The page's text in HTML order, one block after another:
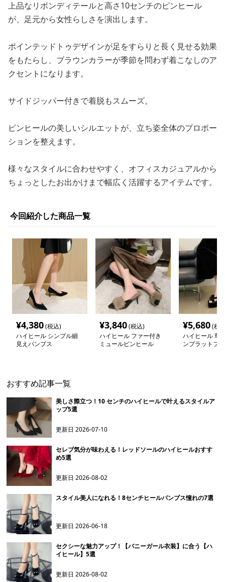
上品なリボンディテールと高さ10センチのピンヒール
が、足元から女性らしさを演出します。
ポインテッドトゥデザインが足をすらりと長く見せる効果
をもたらし、ブラウンカラーが季節を問わず着こなしのア
クセントになります。
サイドジッパー付きで着脱もスムーズ。
ピンヒールの美しいシルエットが、立ち姿全体のプロポー
ションを整えます。
様々なスタイルに合わせやすく、オフィスカジュアルから
ちょっとしたお出かけまで幅広く活躍するアイテムです。
今回紹介した商品一覧
¥4,380(税込)
ハイヒール シンプル細
見えパンプス
¥3,840(税込)
ハイヒール ファー付き
ミュールピンヒール
¥5,680(税
ハイヒール 華
ンプラットフ
おすすめ記事一覧
美しさ際立つ！10 センチのハイヒールで叶えるスタイルア
ップ5選
更新日2026-07-10
セレブ気分が味わえる！レッドソールのハイヒールおすす
め5選
更新日2026-08-02
スタイル美人になれる！8センチヒールパンプス憧れの7選
更新日2026-06-18
セクシーな魅力アップ！【バニーガール衣装】に合う【ハ
イヒール】5選
更新日2026-08-02